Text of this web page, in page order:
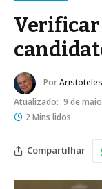
Verificar
Por
Atualizado: 9 de
2 Mins lidos
Compartilhar